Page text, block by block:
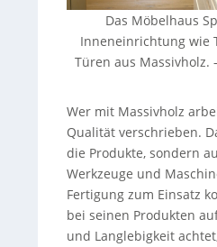
Das Möbelhaus
Inneneinrichtung wie
Türen aus Massivholz.
Wer mit Massivholz
Qualität verschrieben.
die Produkte, sondern
Werkzeuge und
Fertigung zum Einsatz
bei seinen Produkten
und Langlebigkeit